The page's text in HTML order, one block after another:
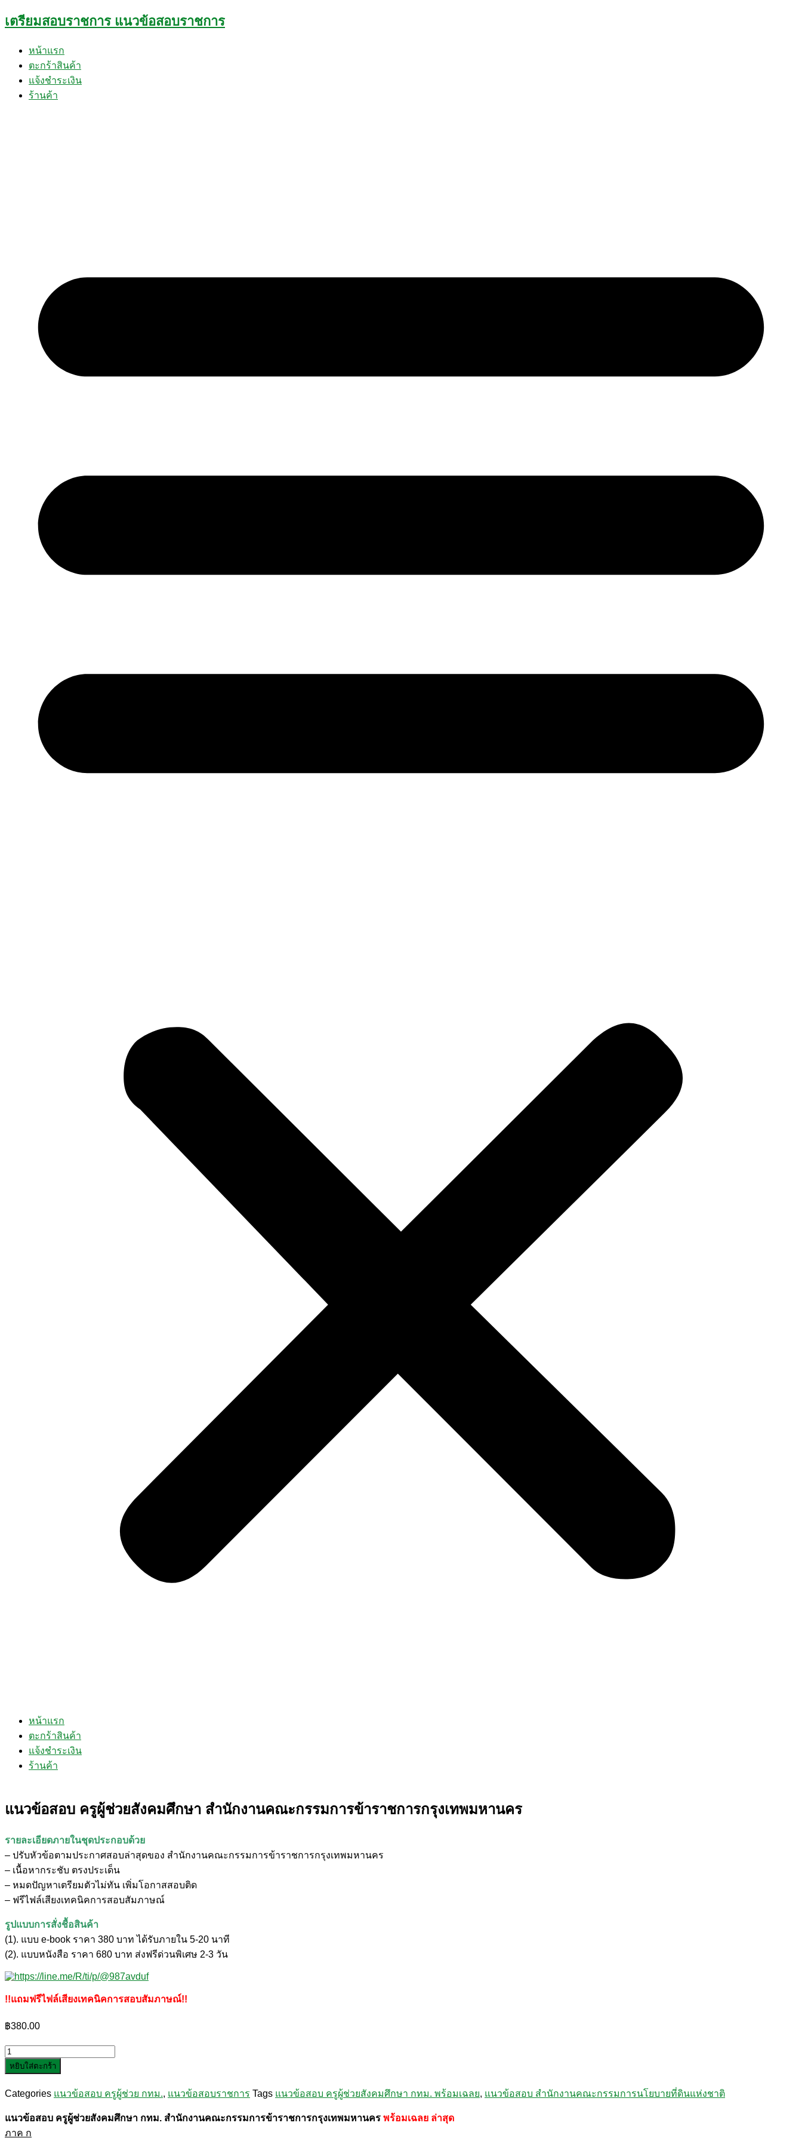
Skip
to
เตรียมสอบราชการ แนวข้อสอบราชการ
หน้าแรก
ตะกร้าสินค้า
แจ้งชำระเงิน
ร้านค้า
หน้าแรก
ตะกร้าสินค้า
แจ้งชำระเงิน
ร้านค้า
แนวข้อสอบ ครูผู้ช่วยสังคมศึกษา สำนักงานคณะกรรมการข้าราชการกรุงเทพมหานคร
รายละเอียดภายในชุดประกอบด้วย
– ปรับหัวข้อตามประกาศสอบล่าสุดของ สำนักงานคณะกรรมการข้าราชการกรุงเทพมหานคร
– เนื้อหากระชับ ตรงประเด็น
– หมดปัญหาเตรียมตัวไม่ทัน เพิ่มโอกาสสอบติด
– ฟรีไฟล์เสียงเทคนิคการสอบสัมภาษณ์
รูปแบบการสั่งชื้อสินค้า
(1). แบบ e-book ราคา 380 บาท ได้รับภายใน 5-20 นาที
(2). แบบหนังสือ ราคา 680 บาท ส่งฟรีด่วนพิเศษ 2-3 วัน
!!แถมฟรีไฟล์เสียงเทคนิคการสอบสัมภาษณ์!!
฿380.00
จำนวน
แนว
ครู
หยิบใส่ตะกร้า
Categories แนวข้อสอบ ครูผู้ช่วย กทม., แนวข้อสอบราชการ Tags แนวข้อสอบ ครูผู้ช่วยสังคมศึกษา กทม. พร้อมเฉลย, แนวข้อสอบ สำนักงานคณะกรรมการนโยบายที่ดินแห่งชาติ
แนวข้อสอบ ครูผู้ช่วยสังคมศึกษา กทม. สำนักงานคณะกรรมการข้าราชการกรุงเทพมหานคร พร้อมเฉลย ล่าสุด
ภาค ก